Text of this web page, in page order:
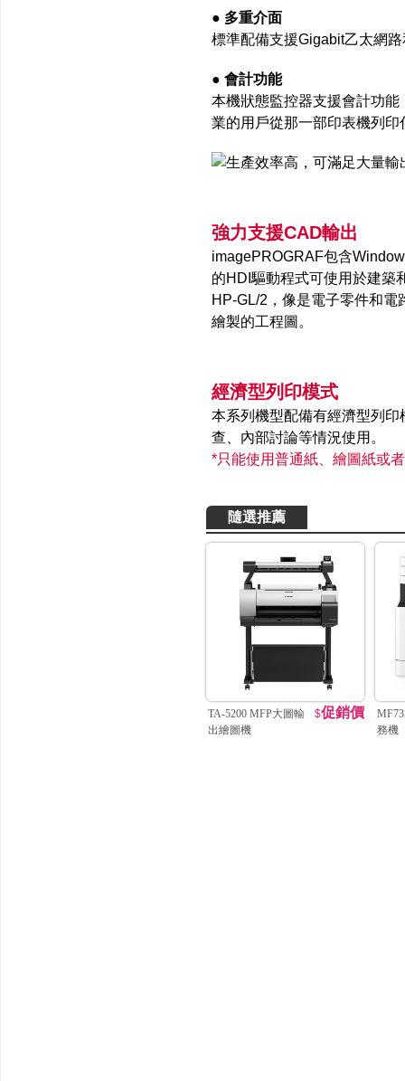
● 多重介面
標準配備支援Gigabit乙太網
● 會計功能
本機狀態監控器支援會計功
業的用戶從那一部印表機列
強力支援CAD輸出
imagePROGRAF包含
的HDI驅動程式可使用於建築
HP-GL/2，像是電子零件和
繪製的工程圖。
經濟型列印模式
本系列機型配備有經濟型列
查、內部討論等情況使用。
*只能使用普通紙、繪圖紙或
隨選推薦
TA-5200 MFP大圖輸
出繪圖機
$促銷價
務機